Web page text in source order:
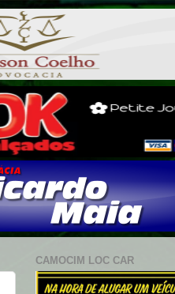
CAMOCIM LOC CAR